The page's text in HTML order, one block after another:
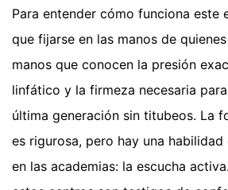
Para entender cómo funciona este
que fijarse en las manos de
manos que conocen la presión
linfático y la firmeza necesaria
última generación sin titubeos. La
es rigurosa, pero hay una habilidad
en las academias: la escucha